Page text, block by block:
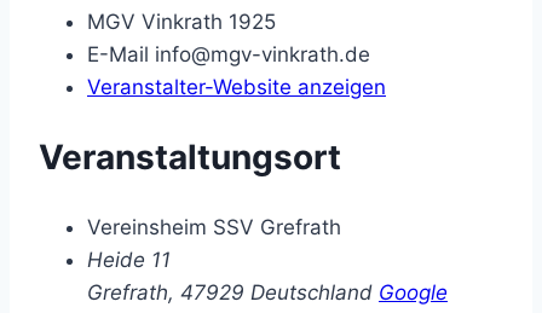
MGV Vinkrath 1925
E-Mail info@mgv-vinkrath.de
Veranstalter-Website anzeigen
Veranstaltungsort
Vereinsheim SSV Grefrath
Heide 11
Grefrath, 47929 Deutschland Google